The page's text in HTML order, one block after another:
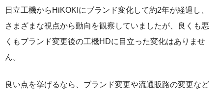
日立工機からHiKOKIにブランド変化して約2年が経過し、
さまざまな視点から動向を観察していましたが、良くも悪
くもブランド変更後の工機HDに目立った変化はありませ
ん。
良い点を挙げるなら、ブランド変更や流通販路の変更など